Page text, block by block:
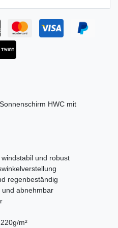
HWC mit
und robust
regenbeständig
abnehmbar
m²